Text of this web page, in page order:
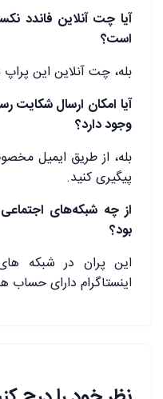
آیا چت آنلاین فاندد
است؟
بله، چت آنلاین این پراپ به صورت
آیا امکان ارسال شکایت
وجود دارد؟
بله، از طریق ایمیل
پیگیری کنید.
از چه شبکه‌های
بود؟
این پران در شبکه
اینستاگرام دارای